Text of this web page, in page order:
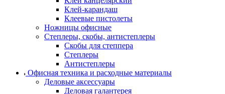
Клей-карандаш
Клеевые пистолеты
Ножницы офисные
Степлеры, скобы, антистеплеры
Скобы для степпера
Степлеры
Антистеплеры
Офисная техника и расходные материалы
Деловые аксессуары
Деловая галантерея